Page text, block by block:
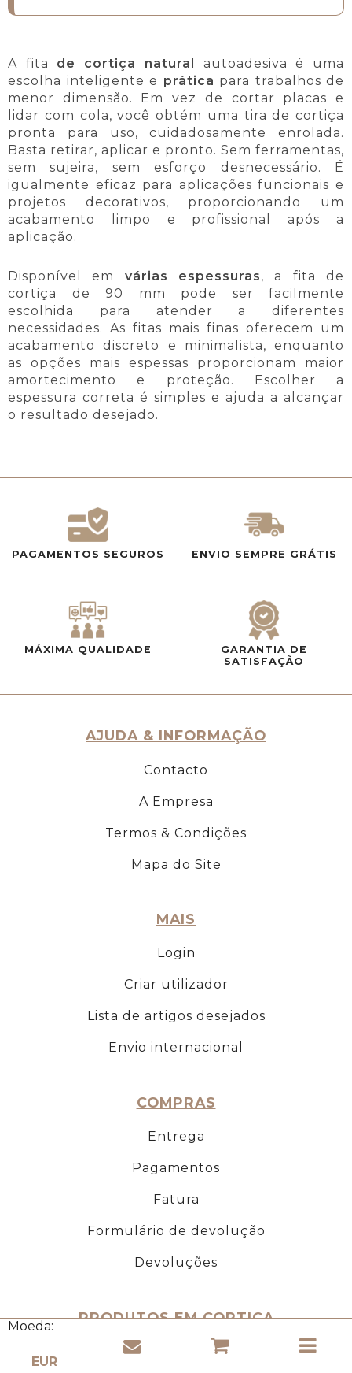
Moeda:
A fita de cortiça natural
autoadesiva é uma
escolha inteligente e prática para trabalhos de
menor dimensão. Em vez de cortar placas e
lidar com cola, você obtém uma tira de cortiça
pronta para uso, cuidadosamente enrolada.
Basta retirar, aplicar e pronto. Sem ferramentas,
sem sujeira, sem esforço desnecessário. É
igualmente eficaz para aplicações funcionais e
projetos decorativos, proporcionando um
acabamento limpo e profissional após a
aplicação.
Disponível em várias espessuras, a fita de
cortiça de 90 mm pode ser facilmente
escolhida para atender a diferentes
necessidades. As fitas mais finas oferecem um
acabamento discreto e minimalista, enquanto
as opções mais espessas proporcionam maior
amortecimento e proteção. Escolher a
espessura correta é simples e ajuda a alcançar
o resultado desejado.
PAGAMENTOS SEGUROS ENVIO SEMPRE GRÁTIS
MÁXIMA QUALIDADE
GARANTIA DE
SATISFAÇÃO
AJUDA & INFORMAÇÃO
Contacto
A Empresa
Termos & Condições
Mapa do Site
MAIS
Login
Criar utilizador
Lista de artigos desejados
Envio internacional
COMPRAS
Entrega
Pagamentos
Fatura
Formulário de devolução
Devoluções
PRODUTOS EM CORTIÇA
Sobre a Cortiça